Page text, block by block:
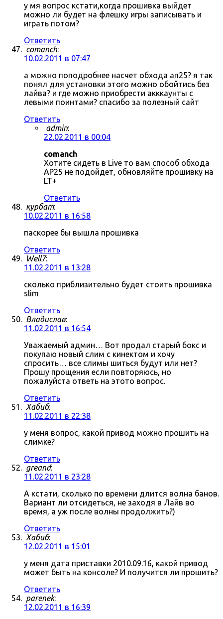
у мя вопрос кстати,когда прошивка выйдет
можно ли будет на флешку игры записывать и
играть потом?
Ответить
comanch:
10.02.2011 в 07:47
а можно поподробнее насчет обхода ап25? я так
понял для установки этого можно обойтись без
лайва? и где можно приобрести акккаунты с
левыми поинтами? спасибо за полезный сайт
Ответить
admin:
22.02.2011 в 00:04
comanch
Хотите сидеть в Live то вам способ обхода
AP25 не подойдет, обновляйте прошивку на
LT+
Ответить
курбат:
10.02.2011 в 16:58
паскорее бы вышла прошивка
Ответить
Well7:
11.02.2011 в 13:28
сколько приблизительно будет стоить прошивка
slim
Ответить
Владислав:
11.02.2011 в 16:54
Уважаемый админ… Вот продал старый бокс и
покупаю новый слим с кинектом и хочу
спросить… все слимы шиться будут или нет?
Прошу прощения если повторяюсь, но
пожалуйста ответь на этото вопрос.
Ответить
Хабиб:
11.02.2011 в 22:38
у меня вопрос, какой привод можно прошить на
слимке?
Ответить
greand:
11.02.2011 в 23:28
А кстати, сколько по времени длится волна банов.
Вариант ли отсидеться, не заходя в Лайв во
время, а уж после волны продолжить?)
Ответить
Хабиб:
12.02.2011 в 15:01
у меня дата приставки 2010.09.16, какой привод
может быть на консоле? И получится ли прошить?
Ответить
parenek:
12.02.2011 в 16:39